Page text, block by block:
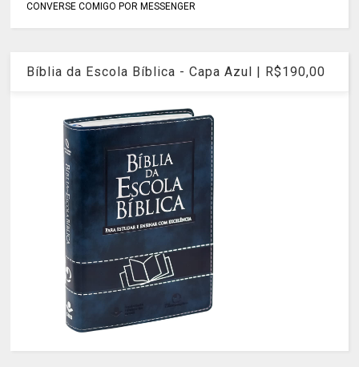
CONVERSE COMIGO POR MESSENGER
Bíblia da Escola Bíblica - Capa Azul | R$190,00